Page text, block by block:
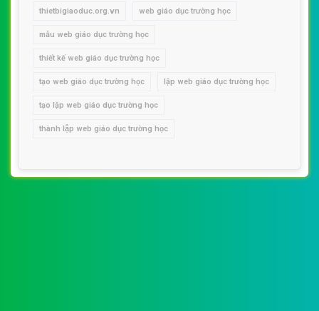
thietbigiaoduc.org.vn web giáo dục trường học
mẫu web giáo dục trường học
thiết kế web giáo dục trường học
tạo web giáo dục trường học lập web giáo dục trường học
tạo lập web giáo dục trường học
thành lập web giáo dục trường học